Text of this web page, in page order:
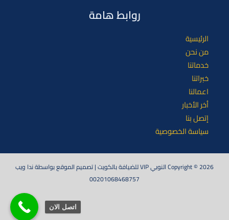
روابط هامة
الرئيسية
من نحن
خدماتنا
خبراتنا
اعمالنا
أخر الأخبار
إتصل بنا
سياسة الخصوصية
Copyright © 2026 النوبي VIP للضيافة بالكويت | تصميم الموقع بواسطة ندا ويب
00201068468757
اتصل الان